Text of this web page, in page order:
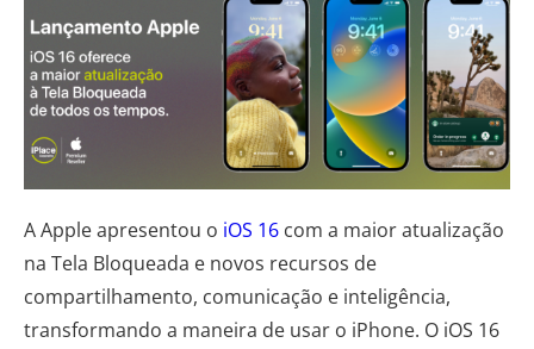
A Apple apresentou o iOS 16 com a maior atualização
na Tela Bloqueada e novos recursos de
compartilhamento, comunicação e inteligência,
transformando a maneira de usar o iPhone. O iOS 16